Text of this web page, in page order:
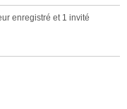
enregistré et 1 invité